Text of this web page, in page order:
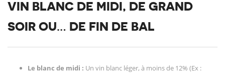
VIN BLANC DE MIDI, DE GRAND
SOIR OU… DE FIN DE BAL
Le blanc de midi : Un vin blanc léger, à moins de 12% (Ex :